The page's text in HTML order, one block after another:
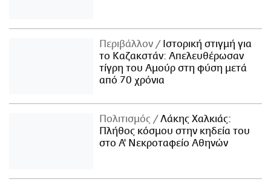
Περιβάλλον
Ιστορική στιγμή για
το Καζακστάν: Απελευθέρωσαν
τίγρη του Αμούρ στη φύση μετά
από 70 χρόνια
Πολιτισμός
Λάκης Χαλκιάς:
Πλήθος κόσμου στην κηδεία του
στο Α' Νεκροταφείο Αθηνών